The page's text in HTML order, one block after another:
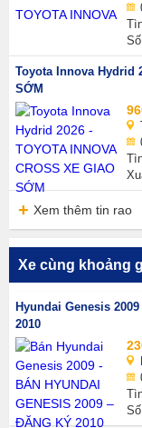
Toyota Innova Hydrid
SỚM
Xem thêm tin rao
Xe cùng khoảng
Hyundai Genesis
2010